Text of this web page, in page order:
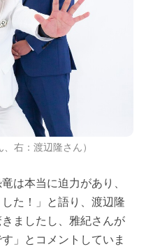
右：渡辺隆さん）
は本当に迫力があり、
た！」と語り、渡辺隆
ましたし、雅紀さんが
」とコメントしていま